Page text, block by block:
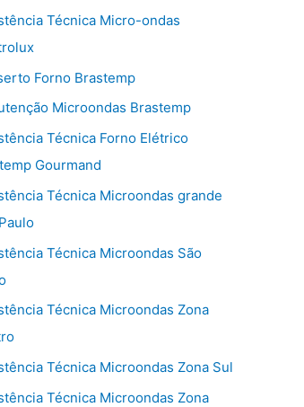
Técnica Micro-ondas
Forno Brastemp
Microondas Brastemp
Técnica Forno Elétrico
Gourmand
Técnica Microondas grande
Técnica Microondas São
Técnica Microondas Zona
Técnica Microondas Zona Sul
Técnica Microondas Zona